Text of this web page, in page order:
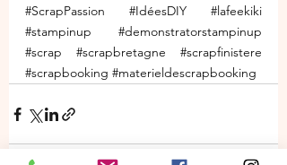
#ScrapPassion
#IdéesDIY
#lafeekiki
#stampinup
#demonstratorstampinup
#scrap
#scrapbretagne
#scrapfinistere
#scrapbooking #materieldescrapbooking